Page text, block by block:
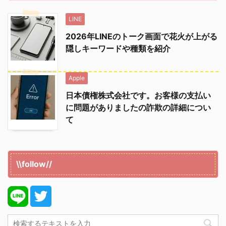
LINE
2026年LINEのトーク画面で花火が上がる
隠しキーワードや種類を紹介
Apple
日本債権株式会社です。お客様の支払い
に問題がありましたの詐欺の詳細につい
て
\\follow//